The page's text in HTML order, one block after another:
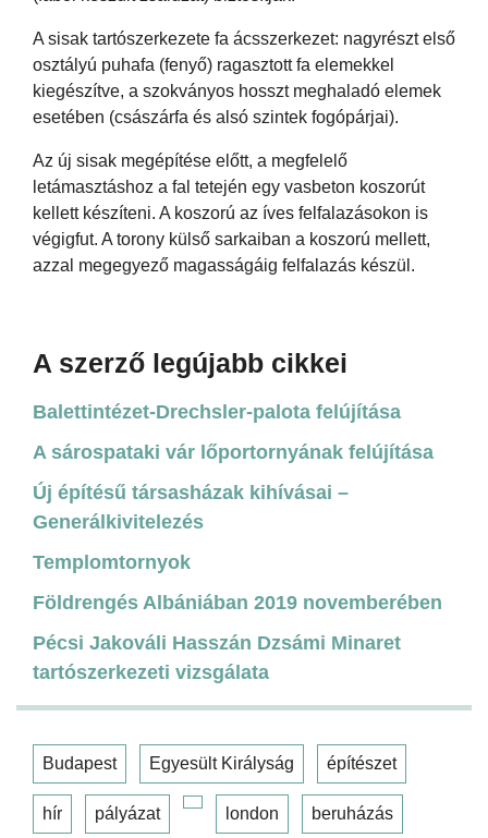
A sisak tartószerkezete fa ácsszerkezet: nagyrészt első
osztályú puhafa (fenyő) ragasztott fa elemekkel
kiegészítve, a szokványos hosszt meghaladó elemek
esetében (császárfa és alsó szintek fogópárjai).
Az új sisak megépítése előtt, a megfelelő
letámasztáshoz a fal tetején egy vasbeton koszorút
kellett készíteni. A koszorú az íves felfalazásokon is
végigfut. A torony külső sarkaiban a koszorú mellett,
azzal megegyező magasságáig felfalazás készül.
A szerző legújabb cikkei
Balettintézet-Drechsler-palota felújítása
A sárospataki vár lőportornyának felújítása
Új építésű társasházak kihívásai –
Generálkivitelezés
Templomtornyok
Földrengés Albániában 2019 novemberében
Pécsi Jakováli Hasszán Dzsámi Minaret
tartószerkezeti vizsgálata
Budapest Egyesült Királyság építészet
hír pályázat london beruházás